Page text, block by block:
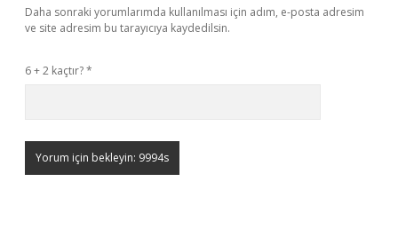
Daha sonraki yorumlarımda kullanılması için adım, e-posta adresim
ve site adresim bu tarayıcıya kaydedilsin.
6 + 2 kaçtır?*